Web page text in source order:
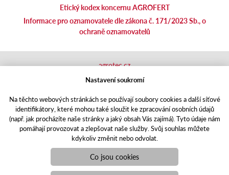
Etický kodex koncernu AGROFERT
Informace pro oznamovatele dle zákona č. 171/2023 Sb., o
ochraně oznamovatelů
Responzivní webPuxdesign | agrics.cz © 2021
Toto jsou internetové stránky společnosti AGRI CS a. s., se sídlem
agrotec.cz
agrics.sk
shop.agrics.cz
traktorbazar.cz
eshop.agrics.cz/cs
a-finance.cz
Nastavení soukromí
Na těchto webových stránkách se používají soubory cookies a další síťové
identifikátory, které mohou také sloužit ke zpracování osobních údajů
(např. jak procházíte naše stránky a jaký obsah Vás zajímá). Tyto údaje nám
pomáhají provozovat a zlepšovat naše služby. Svůj souhlas můžete
kdykoliv změnit nebo odvolat.
Co jsou cookies